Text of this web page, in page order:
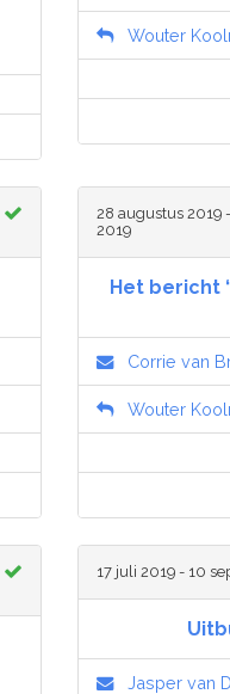
Wouter
28 augustus 2019
2019
Het bericht
Corrie van
Wouter
17 juli 2019 - 10
Jasper van